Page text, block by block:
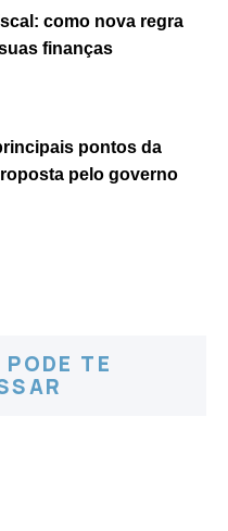
como nova regra
finanças
pontos da
pelo governo
TE